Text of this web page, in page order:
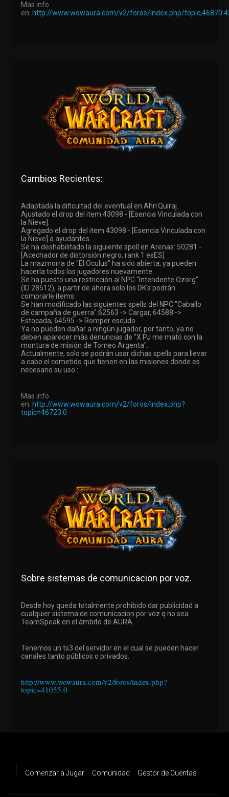
Mas info
en: http://www.wowaura.com/v2/foros/index.php/
Cambios Recientes:
Adaptada la dificultad del eventual en Ahn'Quiraj.
Ajustado el drop del item 43098 - [Esencia Vinculada con
la Nieve].
Agregado el drop del item 43098 - [Esencia Vinculada con
la Nieve] a ayudantes.
Se ha deshabilitado la siguiente spell en Arenas: 50281 -
[Acechador de distorsión negro, rank 1 esES]
La mazmorra de "El Oculus" ha sido abierta, ya pueden
hacerla todos los jugadores nuevamente.
Se ha puesto una restricción al NPC "Intendente Ozorg"
(ID 28512), a partir de ahora solo los DK's podrán
comprarle items.
Se han modificado las siguientes spells del NPC "Caballo
de campaña de guerra":62563 -> Cargar, 64588 ->
Estocada, 64595 -> Romper escudo
Ya no pueden dañar a ningún jugador, por tanto, ya no
deben aparecer más denuncias de "X PJ me mató con la
montura de misión de Torneo Argenta".
Actualmente, solo se podrán usar dichas spells para llevar
a cabo el cometido que tienen en las misiones donde es
necesario su uso.:
Mas info
en: http://www.wowaura.com/v2/foros/index.php?
topic=46723.0
Sobre sistemas de comunicacion por voz.
Desde hoy queda totalmente prohibido dar publicidad a
cualquier sistema de comunicacion por voz q no sea
TeamSpeak en el ámbito de AURA.
Tenemos un ts3 del servidor en el cual se pueden hacer
canales tanto públicos o privados.
http://www.wowaura.com/v2/foros/index.php?
topic=41055.0
Comenzar a Jugar Comunidad Gestor de Cuentas